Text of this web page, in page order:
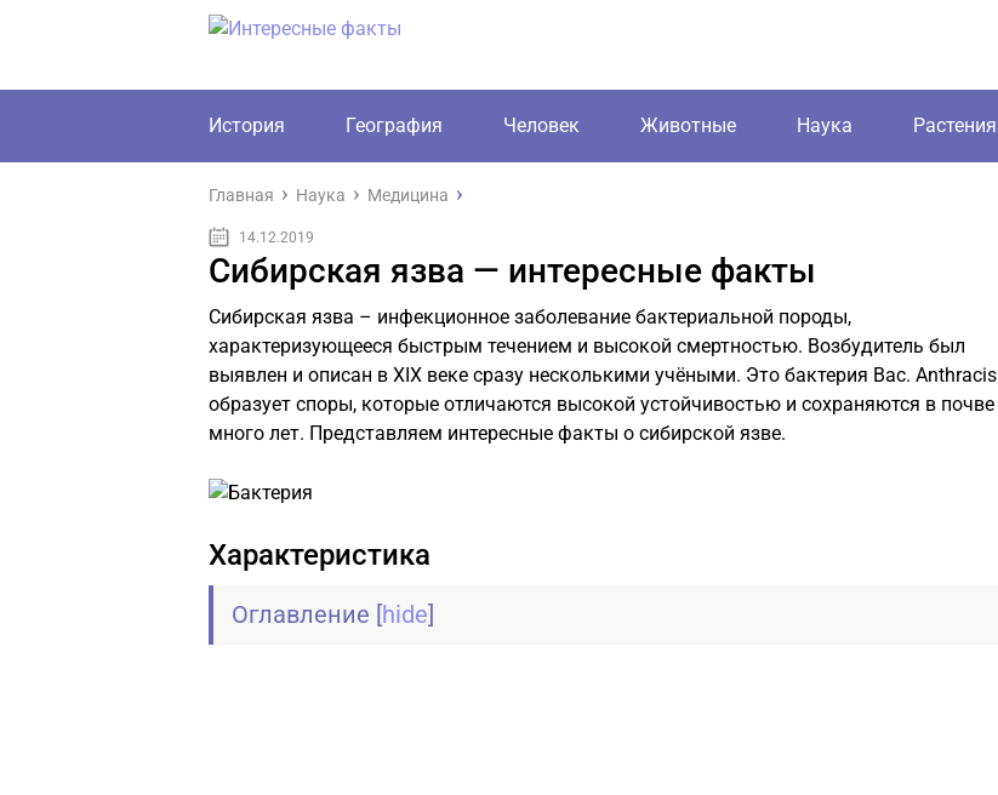
История География Человек Животные Наука Растения
Главная Наука Медицина
14.12.2019
Сибирская язва — интересные факты
Сибирская язва – инфекционное заболевание бактериальной породы,
характеризующееся быстрым течением и высокой смертностью. Возбудитель был
выявлен и описан в XIX веке сразу несколькими учёными. Это бактерия Bac. Anthracis
образует споры, которые отличаются высокой устойчивостью и сохраняются в почве
много лет. Представляем интересные факты о сибирской язве.
Характеристика
Оглавление [hide]